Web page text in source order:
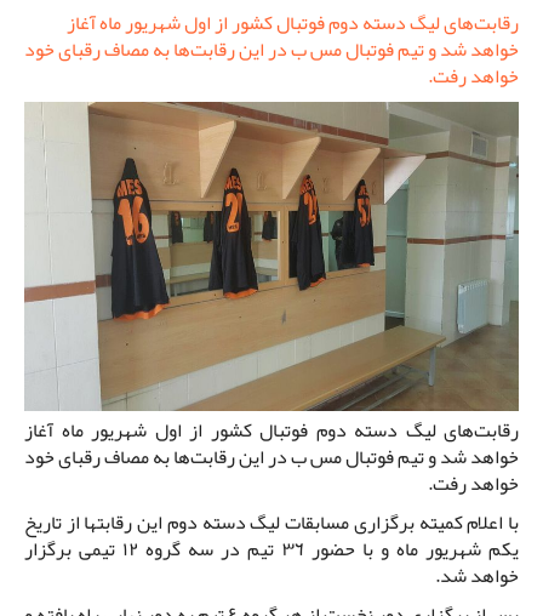
رقابت‌های لیگ دسته دوم فوتبال کشور از اول شهریور ماه آغاز
خواهد شد و تیم فوتبال مس ب در این رقابت‌ها به مصاف رقبای خود
خواهد رفت.
رقابت‌های لیگ دسته دوم فوتبال کشور از اول شهریور ماه آغاز
خواهد شد و تیم فوتبال مس ب در این رقابت‌ها به مصاف رقبای خود
خواهد رفت.
با اعلام کمیته برگزاری مسابقات لیگ دسته دوم این رقابتها از تاریخ
یکم شهریور ماه و با حضور ٣٦ تیم در سه گروه ١٢ تیمی برگزار
خواهد شد.